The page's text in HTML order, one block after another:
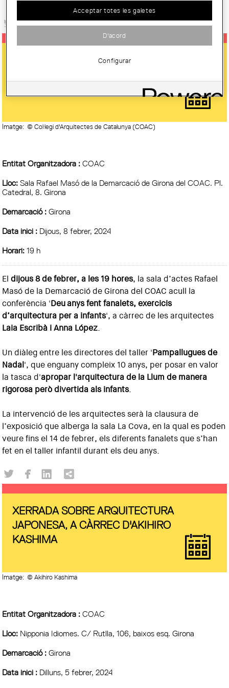
CONFERÈNCIA 'DEU ANYS FENT
D’ARQUITECTURA PER A INFANTS'
Imatge: © Col·legi d'Arquitectes de Catalunya (COAC)
Entitat Organitzadora :COAC
Lloc:Sala Rafael Masó de la Demarcació de Girona del COAC. Pl.
Catedral, 8. Girona
Demarcació :Girona
Data inici : Dijous, 8 febrer, 2024
Horari:19 h
Eldijous 8 de febrer, a les 19 hores, la sala d’actes Rafael
Masó de la Demarcació de Girona del COAC acull la
conferència 'Deu anys fent fanalets, exercicis
d’arquitectura per a infants', a càrrec de les arquitectes
Laia Escribà i Anna López.
Un diàleg entre les directores del taller 'Pampallugues de
Nadal', que enguany compleix 10 anys, per posar en valor
la tasca d'apropar l'arquitectura de la Llum de manera
rigorosa però divertida als infants.
La intervenció de les arquitectes serà la clausura de
l’exposició que alberga la sala La Cova, en la qual es poden
veure fins el 14 de febrer, els diferents fanalets que s’han
fet en el taller infantil durant els deu anys.
XERRADA SOBRE ARQUITECTURA
JAPONESA, A CÀRREC D'AKIHIRO
KASHIMA
Imatge: © Akihiro Kashima
Entitat Organitzadora :COAC
Lloc: Nipponia Idiomes. C/ Rutlla, 106, baixos esq. Girona
Demarcació :Girona
Data inici : Dilluns, 5 febrer, 2024
Acceptar totes les galetes
D'acord
Configurar